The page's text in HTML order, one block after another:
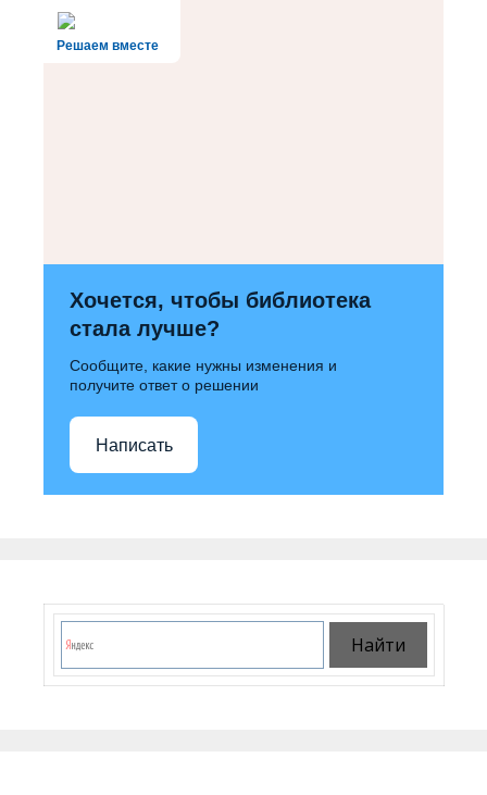
Решаем вместе
Хочется, чтобы библиотека
стала лучше?
Сообщите, какие нужны изменения и
получите ответ о решении
Написать